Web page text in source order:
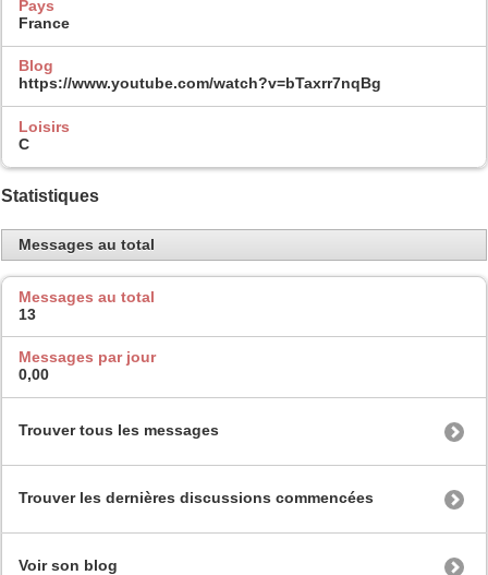
Pays
France
Blog
https://www.youtube.com/watch?v=bTaxrr7nqBg
Loisirs
C
Statistiques
Messages au total
Messages au total
13
Messages par jour
0,00
Trouver tous les messages
Trouver les dernières discussions commencées
Voir son blog